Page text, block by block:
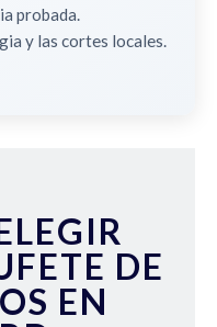
probada.
y las cortes locales.
DE
EN